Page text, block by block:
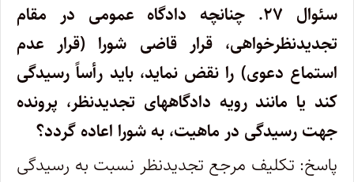
سئوال ۲۷.
چنانچه دادگاه عمومی در مقام
تجدیدنظرخواهی، قرار قاضی شورا (قرار عدم
استماع دعوی) را نقض نماید، باید رأساً رسیدگی
کند یا مانند رویه دادگاههای تجدیدنظر، پرونده
جهت رسیدگی در ماهیت، به شورا اعاده گردد؟
پاسخ: تکلیف مرجع تجدیدنظر نسبت به رسیدگی